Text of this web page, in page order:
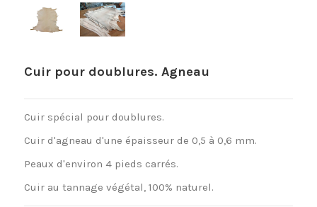
Cuir pour doublures. Agneau
Cuir spécial pour doublures.
Cuir d'agneau d'une épaisseur de 0,5 à 0,6 mm.
Peaux d'environ 4 pieds carrés.
Cuir au tannage végétal, 100% naturel.